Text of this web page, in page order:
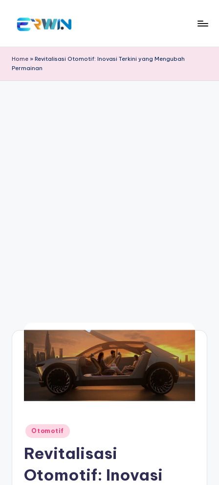
r
w
Menarik
Home » Revitalisasi Otomotif: Inovasi Terkini yang Mengubah
Permainan
Posted
in
Otomotif
Revitalisasi
Otomotif: Inovasi